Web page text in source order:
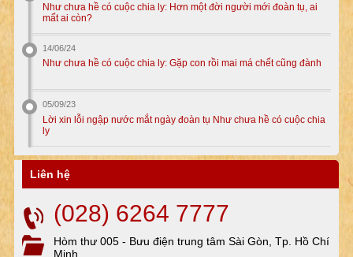
Như chưa hề có cuộc chia ly: Hơn một đời người mới đoàn tụ, ai
mất ai còn?
14/06/24
Như chưa hề có cuộc chia ly: Gặp con rồi mai má chết cũng đành
05/09/23
Lời xin lỗi ngập nước mắt ngày đoàn tụ Như chưa hề có cuộc chia
ly
Liên hệ
(028) 6264 7777
Hòm thư 005 - Bưu điện trung tâm Sài Gòn, Tp. Hồ Chí
Minh